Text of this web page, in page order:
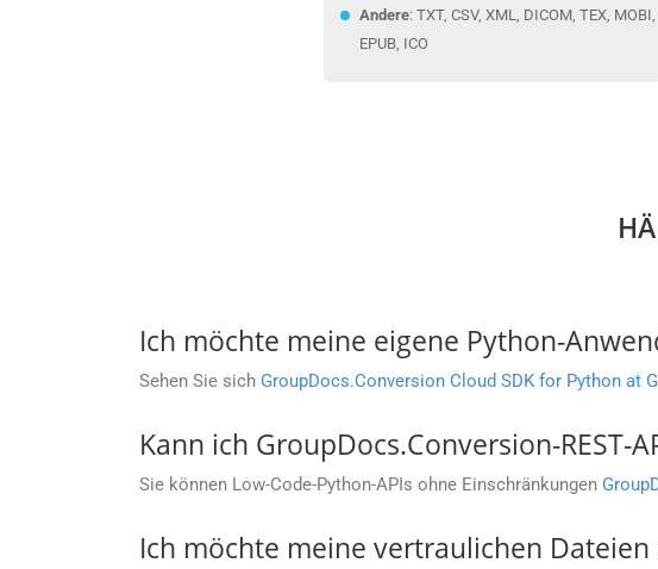
Andere: TXT, CSV, XML, DICOM, TEX, MOBI,
EPUB, ICO
Ich möchte meine eigene Python-
Sehen Sie sich GroupDocs.Conversion Cloud SDK for Python at
Kann ich GroupDocs.Conversion-REST-
Sie können Low-Code-Python-APIs ohne Einschränkungen
Ich möchte meine vertraulichen